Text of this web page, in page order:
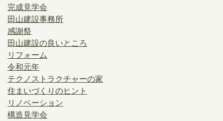
完成見学会
田山建設事務所
感謝祭
田山建設の良いところ
リフォーム
令和元年
テクノストラクチャーの家
住まいづくりのヒント
リノベーション
構造見学会